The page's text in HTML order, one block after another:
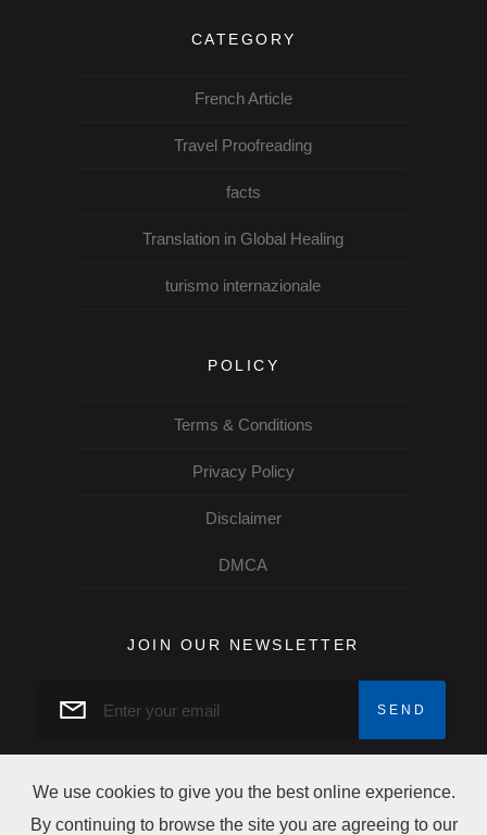
CATEGORY
French Article
Travel Proofreading
facts
Translation in Global Healing
turismo internazionale
POLICY
Terms & Conditions
Privacy Policy
Disclaimer
DMCA
JOIN OUR NEWSLETTER
We use cookies to give you the best online experience.
By continuing to browse the site you are agreeing to our